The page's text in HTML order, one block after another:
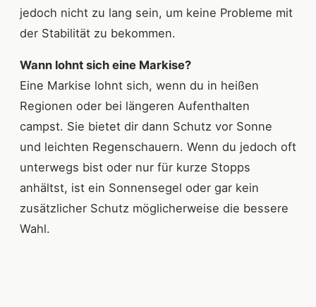
jedoch nicht zu lang sein, um keine Probleme mit
der Stabilität zu bekommen.
Wann lohnt sich eine Markise?
Eine Markise lohnt sich, wenn du in heißen
Regionen oder bei längeren Aufenthalten
campst. Sie bietet dir dann Schutz vor Sonne
und leichten Regenschauern. Wenn du jedoch oft
unterwegs bist oder nur für kurze Stopps
anhältst, ist ein Sonnensegel oder gar kein
zusätzlicher Schutz möglicherweise die bessere
Wahl.